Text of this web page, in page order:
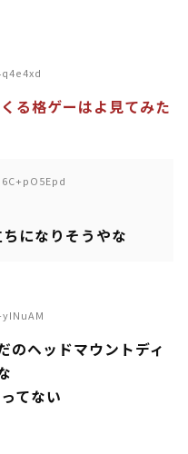
る格ゲーはよ見てみた
になりそうやな
のヘッドマウントディ
てない